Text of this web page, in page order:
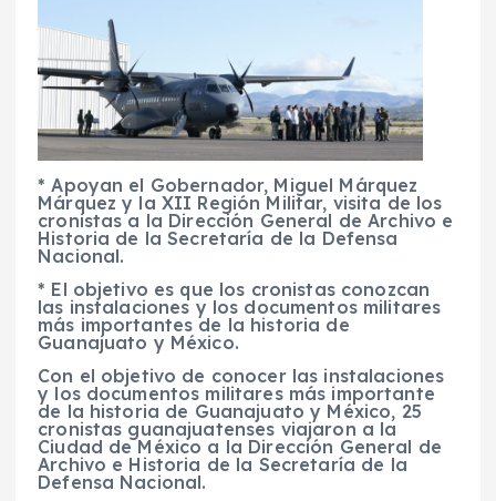
* Apoyan el Gobernador, Miguel Márquez
Márquez y la XII Región Militar, visita de los
cronistas a la Dirección General de Archivo e
Historia de la Secretaría de la Defensa
Nacional.
* El objetivo es que los cronistas conozcan
las instalaciones y los documentos militares
más importantes de la historia de
Guanajuato y México.
Con el objetivo de conocer las instalaciones
y los documentos militares más importante
de la historia de Guanajuato y México, 25
cronistas guanajuatenses viajaron a la
Ciudad de México a la Dirección General de
Archivo e Historia de la Secretaría de la
Defensa Nacional.